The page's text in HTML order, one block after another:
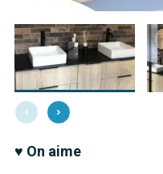
♥ On aime